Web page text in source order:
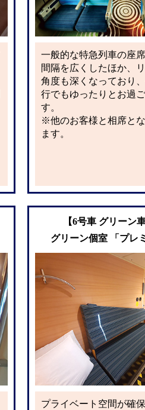
一般的な特急列車の座
間隔を広くしたほか、
角度も深くなっており
行でもゆったりとお過
す。
※他のお客様と相席と
ます。
【6号車 グリーン
グリーン個室 「プレ
プライベート空間が確